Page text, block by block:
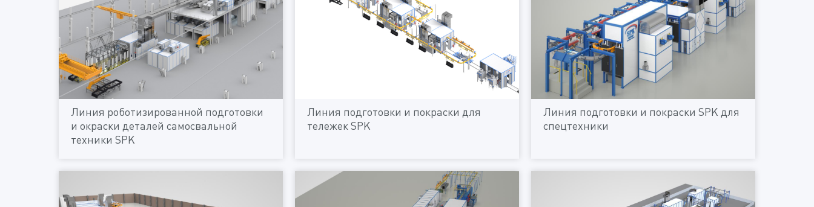
Линия роботизированной подготовки
и окраски деталей самосвальной
техники SPK
Линия подготовки и покраски для
тележек SPK
Линия подготовки и покраски SPK для
спецтехники